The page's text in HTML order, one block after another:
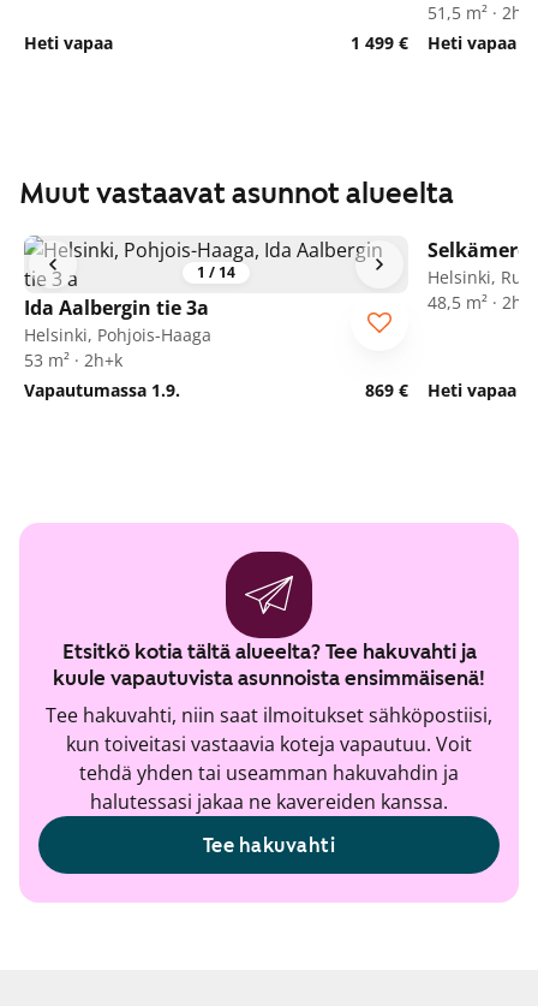
Heti vapaa 1 499 €
51,5 m² ·
Heti vapaa
Muut vastaavat asunnot alueelta
1 / 14
Ida Aalbergin tie 3a
Helsinki, Pohjois-Haaga
53 m² · 2h+k
Vapautumassa 1.9.
869 €
ARA
Helsinki,
48,5 m² ·
Heti vapaa
Etsitkö kotia tältä alueelta? Tee hakuvahti ja
kuule vapautuvista asunnoista ensimmäisenä!
Tee hakuvahti, niin saat ilmoitukset sähköpostiisi,
kun toiveitasi vastaavia koteja vapautuu. Voit
tehdä yhden tai useamman hakuvahdin ja
halutessasi jakaa ne kavereiden kanssa.
Tee hakuvahti